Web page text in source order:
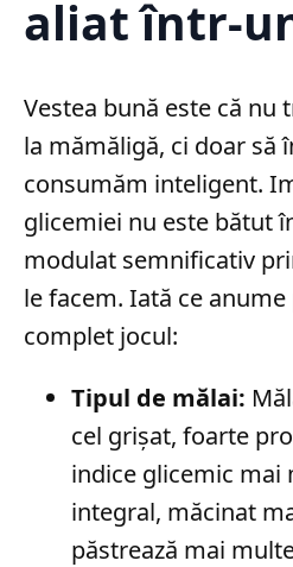
aliat într-
Vestea bună este că nu
la mămăligă, ci doar să
consumăm inteligent.
glicemiei nu este bătut
modulat semnificativ
le facem. Iată ce
complet jocul:
Tipul de mălai:
cel grișat, foarte
indice glicemic mai
integral, măcinat
păstrează mai